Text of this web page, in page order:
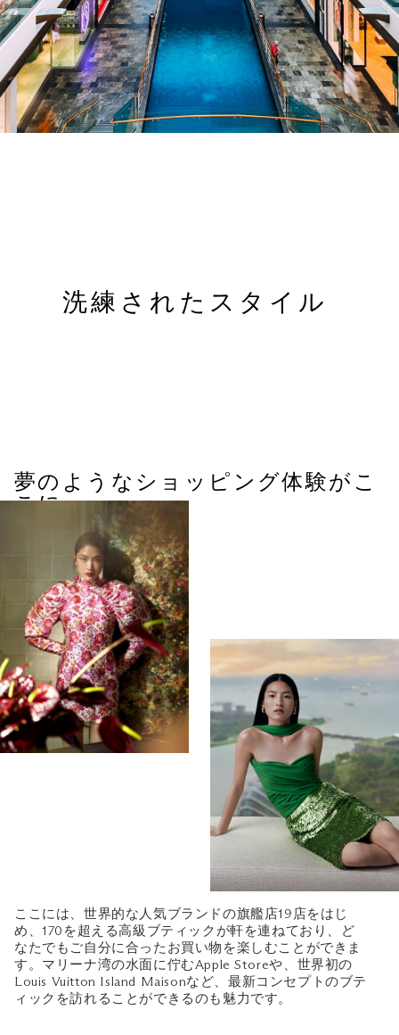
洗練されたスタイル
夢のようなショッピング体験がこ
こに。
ここには、世界的な人気ブランドの旗艦店19店をはじ
め、170を超える高級ブティックが軒を連ねており、ど
なたでもご自分に合ったお買い物を楽しむことができま
す。マリーナ湾の水面に佇むApple Storeや、世界初の
Louis Vuitton Island Maisonなど、最新コンセプトのブテ
ィックを訪れることができるのも魅力です。